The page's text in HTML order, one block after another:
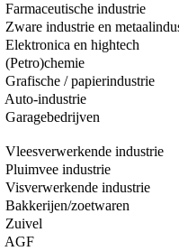
Farmaceutische industrie
Zware industrie en
Elektronica en hightech
(Petro)chemie
Grafische / papierindustrie
Auto-industrie
Garagebedrijven
Vleesverwerkende industrie
Pluimvee industrie
Visverwerkende industrie
Bakkerijen/zoetwaren
Zuivel
AGF